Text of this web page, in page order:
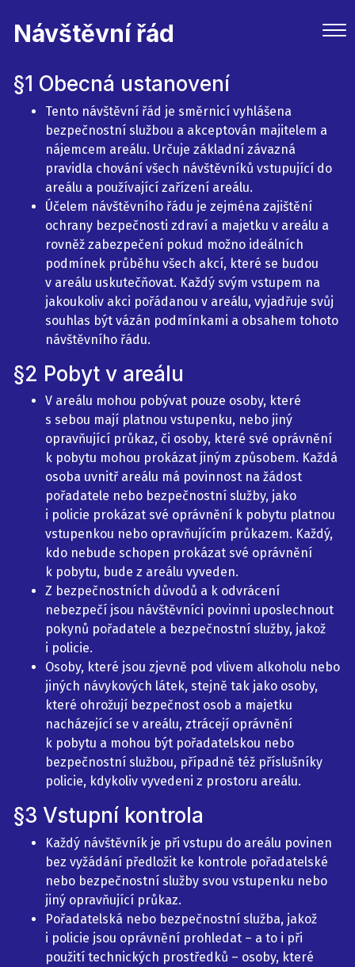
Návštěvní řád
§1 Obecná ustanovení
Tento návštěvní řád je směrnicí vyhlášena
bezpečnostní službou a akceptován majitelem a
nájemcem areálu. Určuje základní závazná
pravidla chování všech návštěvníků vstupující do
areálu a používající zařízení areálu.
Účelem návštěvního řádu je zejména zajištění
ochrany bezpečnosti zdraví a majetku v areálu a
rovněž zabezpečení pokud možno ideálních
podmínek průběhu všech akcí, které se budou
v areálu uskutečňovat. Každý svým vstupem na
jakoukoliv akci pořádanou v areálu, vyjadřuje svůj
souhlas být vázán podmínkami a obsahem tohoto
návštěvního řádu.
§2 Pobyt v areálu
V areálu mohou pobývat pouze osoby, které
s sebou mají platnou vstupenku, nebo jiný
opravňující průkaz, či osoby, které své oprávnění
k pobytu mohou prokázat jiným způsobem. Každá
osoba uvnitř areálu má povinnost na žádost
pořadatele nebo bezpečnostní služby, jako
i policie prokázat své oprávnění k pobytu platnou
vstupenkou nebo opravňujícím průkazem. Každý,
kdo nebude schopen prokázat své oprávnění
k pobytu, bude z areálu vyveden.
Z bezpečnostních důvodů a k odvrácení
nebezpečí jsou návštěvníci povinni uposlechnout
pokynů pořadatele a bezpečnostní služby, jakož
i policie.
Osoby, které jsou zjevně pod vlivem alkoholu nebo
jiných návykových látek, stejně tak jako osoby,
které ohrožují bezpečnost osob a majetku
nacházející se v areálu, ztrácejí oprávnění
k pobytu a mohou být pořadatelskou nebo
bezpečnostní službou, případně též příslušníky
policie, kdykoliv vyvedeni z prostoru areálu.
§3 Vstupní kontrola
Každý návštěvník je při vstupu do areálu povinen
bez vyžádání předložit ke kontrole pořadatelské
nebo bezpečnostní služby svou vstupenku nebo
jiný opravňující průkaz.
Pořadatelská nebo bezpečnostní služba, jakož
i policie jsou oprávnění prohledat – a to i při
použití technických prostředků – osoby, které